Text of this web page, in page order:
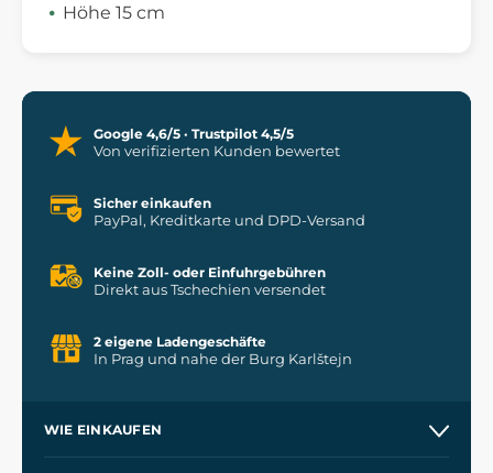
Höhe 15 cm
Google 4,6/5 · Trustpilot 4,5/5
Von verifizierten Kunden bewertet
Sicher einkaufen
PayPal, Kreditkarte und DPD-Versand
Keine Zoll- oder Einfuhrgebühren
Direkt aus Tschechien versendet
2 eigene Ladengeschäfte
In Prag und nahe der Burg Karlštejn
WIE EINKAUFEN